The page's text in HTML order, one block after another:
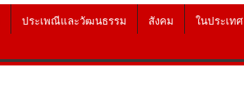
ประเพณีและวัฒนธรรม สังคม ในประเทศ